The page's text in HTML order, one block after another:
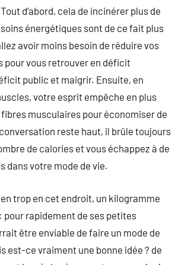
d’abord, cela de incinérer plus de
énergétiques sont de ce fait plus
avoir moins besoin de réduire vos
vous retrouver en déficit
public et maigrir. Ensuite, en
votre esprit empêche en plus
musculaires pour économiser de
reste haut, il brûle toujours
de calories et vous échappez à de
dans votre mode de vie.
trop en cet endroit, un kilogramme
pour rapidement de ses petites
être enviable de faire un mode de
est-ce vraiment une bonne idée ? de